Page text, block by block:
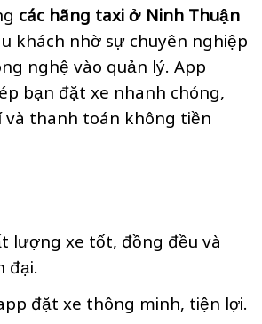
các hãng taxi ở Ninh Thuận
khách nhờ sự chuyên nghiệp
nghệ vào quản lý. App
bạn đặt xe nhanh chóng,
và thanh toán không tiền
lượng xe tốt, đồng đều và
đại.
đặt xe thông minh, tiện lợi.